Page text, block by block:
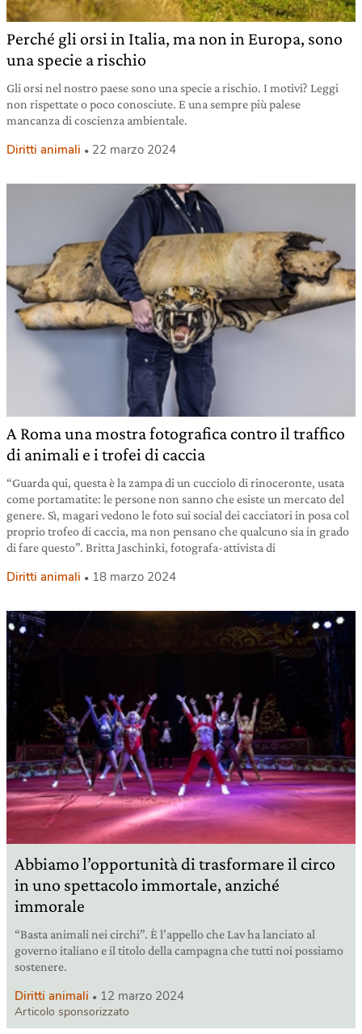
Perché gli orsi in Italia, ma non in Europa, sono
una specie a rischio
Gli orsi nel nostro paese sono una specie a rischio. I motivi? Leggi
non rispettate o poco conosciute. E una sempre più palese
mancanza di coscienza ambientale.
Diritti animali 22 marzo 2024
A Roma una mostra fotografica contro il traffico
di animali e i trofei di caccia
“Guarda qui, questa è la zampa di un cucciolo di rinoceronte, usata
come portamatite: le persone non sanno che esiste un mercato del
genere. Sì, magari vedono le foto sui social dei cacciatori in posa col
proprio trofeo di caccia, ma non pensano che qualcuno sia in grado
di fare questo”. Britta Jaschinki, fotografa-attivista di
Diritti animali 18 marzo 2024
Abbiamo l’opportunità di trasformare il circo
in uno spettacolo immortale, anziché
immorale
“Basta animali nei circhi”. È l’appello che Lav ha lanciato al
governo italiano e il titolo della campagna che tutti noi possiamo
sostenere.
Diritti animali 12 marzo 2024
Articolo sponsorizzato